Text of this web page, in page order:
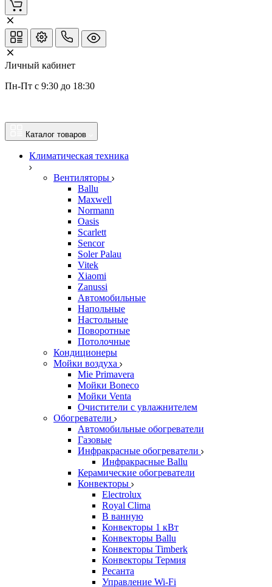
Личный кабинет
Пн-Пт с 9:30 до 18:30
Каталог товаров
Климатическая техника
Вентиляторы
Ballu
Maxwell
Normann
Oasis
Scarlett
Sencor
Soler Palau
Vitek
Xiaomi
Zanussi
Автомобильные
Напольные
Настольные
Поворотные
Потолочные
Кондиционеры
Мойки воздуха
Mie Primavera
Мойки Boneco
Мойки Venta
Очистители с увлажнителем
Обогреватели
Автомобильные обогреватели
Газовые
Инфракрасные обогреватели
Инфракрасные Ballu
Керамические обогреватели
Конвекторы
Electrolux
Royal Clima
В ванную
Конвекторы 1 кВт
Конвекторы Ballu
Конвекторы Timberk
Конвекторы Термия
Ресанта
Управление Wi-Fi